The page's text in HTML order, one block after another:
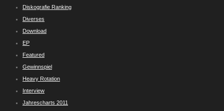
Diskografie Ranking
Diverses
Download
EP
Featured
Gewinnspiel
Heavy Rotation
Interview
Jahrescharts 2011